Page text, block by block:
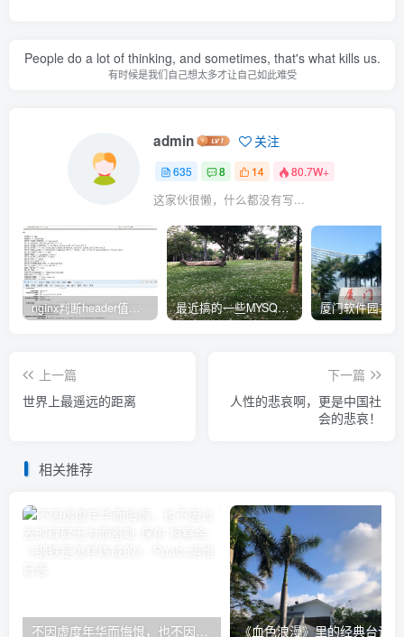
People do a lot of thinking, and sometimes, that's what kills us.
有时候是我们自己想太多才让自己如此难受
admin 关注
635 8 14 80.7W+
这家伙很懒，什么都没有写...
nginx判断header值转发不同upstream处理 最近搞的一些MYSQL相关的docker镜像
上一篇
世界上最遥远的距离
下一篇
人性的悲哀啊，更是中国社
会的悲哀！
相关推荐
不因虚度年华而悔恨，也不因过去的碌碌无为而羞耻-保尔·柯察金 《钢铁是怎样炼成的》 《血色浪漫》里的经典台词